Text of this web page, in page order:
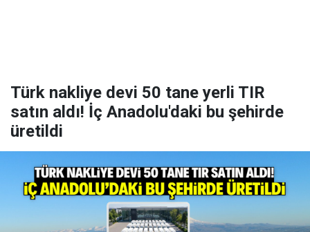
Türk nakliye devi 50 tane yerli TIR
satın aldı! İç Anadolu'daki bu şehirde
üretildi